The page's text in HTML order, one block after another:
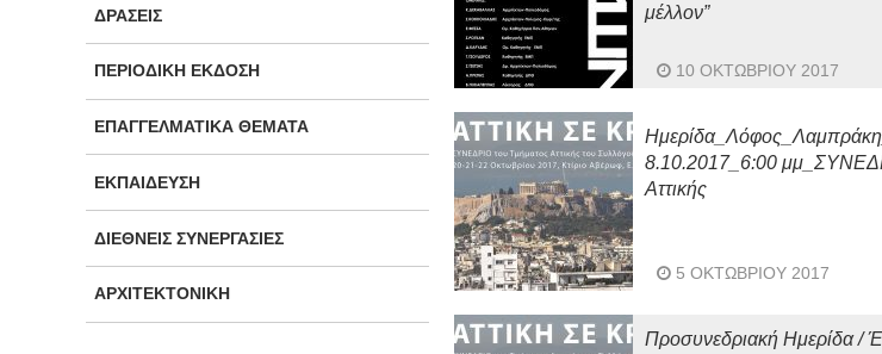
ΔΡΆΣΕΙΣ
ΠΕΡΙΟΔΙΚΉ ΈΚΔΟΣΗ
ΕΠΑΓΓΕΛΜΑΤΙΚΆ ΘΈΜΑΤΑ
ΕΚΠΑΊΔΕΥΣΗ
ΔΙΕΘΝΕΊΣ ΣΥΝΕΡΓΑΣΊΕΣ
ΑΡΧΙΤΕΚΤΟΝΙΚΉ
μέλλον”
10 ΟΚΤΩΒΡΊΟΥ 2017
8.10.2017_6:00
Αττικής
5 ΟΚΤΩΒΡΊΟΥ 2017
Προσυνεδριακή Ημερίδα /